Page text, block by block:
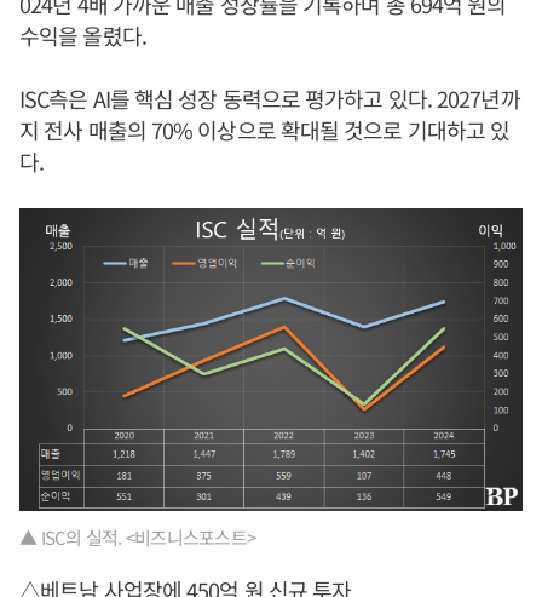
수익을 올렸다.
ISC측은 AI를 핵심 성장 동력으로 평가하고 있다. 2027년까
지 전사 매출의 70% 이상으로 확대될 것으로 기대하고 있
다.
▲ ISC의 실적. <비즈니스포스트>
△베트남 사업장에 450억 원 신규 투자